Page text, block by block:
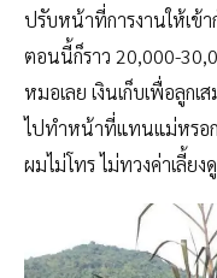
ปรับหน้าที่การงานให้เข้า
ตอนนี้ก็ราว 20,000-
หมอเลย เงินเก็บเพื่อลูก
ไปทำหน้าที่แทนแม่หรอก
ผมไม่โทร ไม่ทวงค่าเลี้ย